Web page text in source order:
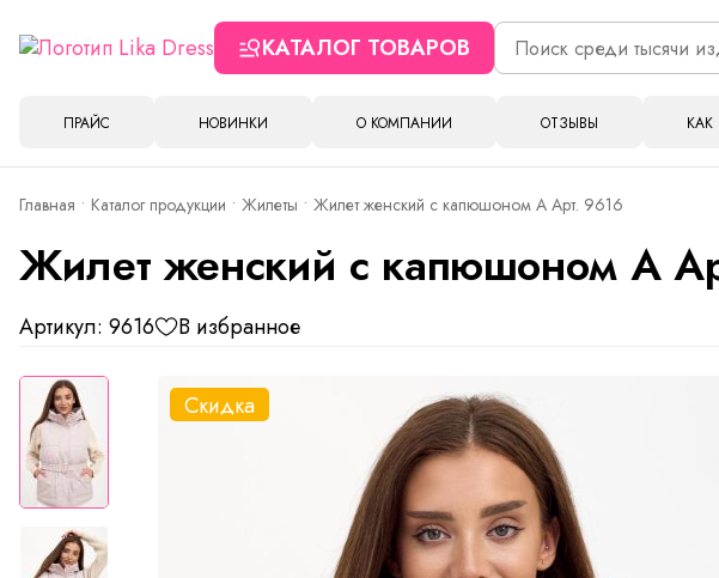
КАТАЛОГ ТОВАРОВ
ПРАЙС НОВИНКИ О КОМПАНИИ ОТЗЫВЫ КАК
Главная Каталог продукции Жилеты Жилет женский с капюшоном А Арт. 9616
Жилет женский с капюшоном А
Артикул: 9616 В избранное
Скидка